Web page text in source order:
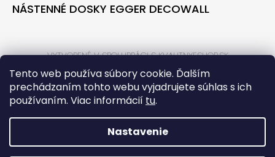
Tento web používa súbory cookie. Ďalším
prechádzaním tohto webu vyjadrujete súhlas s ich
používaním. Viac informácií tu.
Nastavenie
NÁSTENNÉ DOSKY EGGER DECOWALL
VYTVORENÉ V SPOLUPRÁCI S KVALITNYESHOP.SK
VYTVORENÉ V SPOLUPRÁCI S BONTEC.SK
VYTVORIL SHOPTET
BONTECSHOP. VŠETKY PRÁVA VYHRADENÉ.